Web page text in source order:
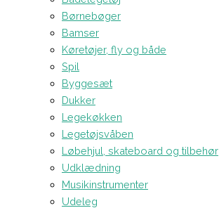
Børnebøger
Bamser
Køretøjer, fly og både
Spil
Byggesæt
Dukker
Legekøkken
Legetøjsvåben
Løbehjul, skateboard og tilbehør
Udklædning
Musikinstrumenter
Udeleg